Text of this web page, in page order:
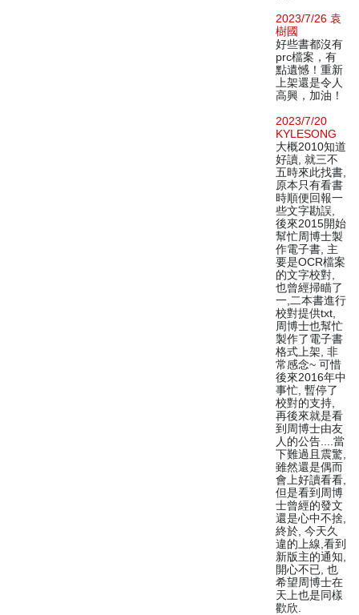
2023/7/26 袁
樹國
好些書都沒有
prc檔案，有
點遺憾！重新
上架還是令人
高興，加油！
2023/7/20
KYLESONG
大概2010知道
好讀, 就三不
五時來此找書,
原本只有看書
時順便回報一
些文字勘誤,
後來2015開始
幫忙周博士製
作電子書, 主
要是OCR檔案
的文字校對,
也曾經掃瞄了
一,二本書進行
校對提供txt,
周博士也幫忙
製作了電子書
格式上架, 非
常感念~ 可惜
後來2016年中
事忙, 暫停了
校對的支持,
再後來就是看
到周博士由友
人的公告....當
下難過且震驚,
雖然還是偶而
會上好讀看看,
但是看到周博
士曾經的發文
還是心中不捨,
終於, 今天久
違的上線,看到
新版主的通知,
開心不已, 也
希望周博士在
天上也是同樣
歡欣.